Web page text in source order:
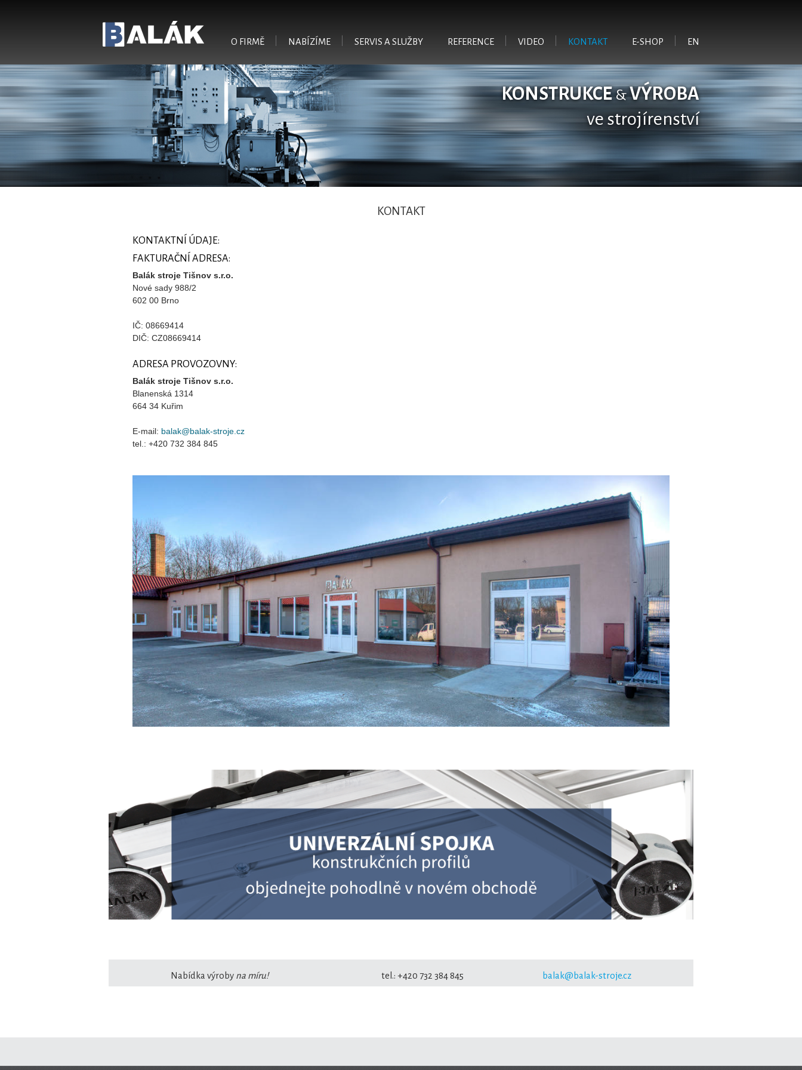
výroba ve strojírenství
KONSTRUKCE&VÝROBA
ve strojírenství
O FIRMĚ NABÍZÍME SERVIS A SLUŽBY REFERENCE VIDEO KONTAKT E-SHOP EN
KONTAKT
KONTAKTNÍ ÚDAJE:
FAKTURAČNÍ ADRESA:
Balák stroje Tišnov s.r.o.
Nové sady 988/2
602 00 Brno
IČ: 08669414
DIČ: CZ08669414
ADRESA PROVOZOVNY:
Balák stroje Tišnov s.r.o.
Blanenská 1314
664 34 Kuřim
E-mail: balak@balak-stroje.cz
tel.: +420 732 384 845
Nabídka výroby na míru!tel.: +420 732 384 845 balak@balak-stroje.cz